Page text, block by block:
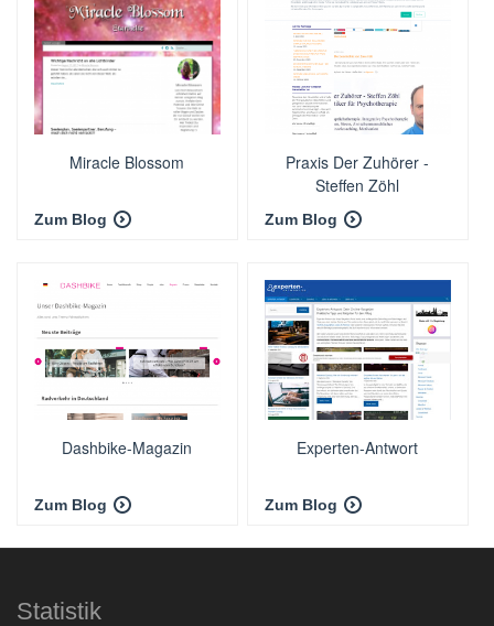
Miracle Blossom
Zum Blog
Praxis Der Zuhörer -
Steffen Zöhl
Zum Blog
Dashbike-Magazin
Zum Blog
Experten-Antwort
Zum Blog
Statistik